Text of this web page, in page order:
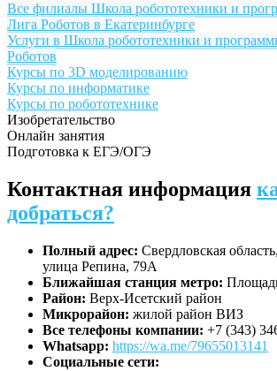
Все филиалы Школа робототехники и
Лига Роботов в Екатеринбурге
Услуги в Школа робототехники и
Роботов
Курсы по 3D моделированию
Курсы по информатике
Курсы по робототехнике
Изобретательство
Онлайн занятия
Подготовка к ЕГЭ/ОГЭ
Контактная информация
добраться?
Полный адрес: Свердловская
улица Репина, 79А
Ближайшая станция метро:
Район: Верх-Исетский район
Микрорайон: жилой район ВИЗ
Все телефоны компании: +7 (343)
Whatsapp: https://wa.me/79655013141
Социальные сети: